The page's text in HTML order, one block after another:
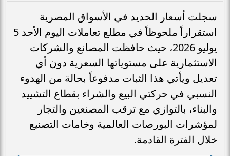
سجلت أسعار الحديد في الأسواق المصرية
استقراراً ملحوظاً في مطلع تعاملات اليوم الأحد 5
يوليو 2026، حيث حافظت المصانع والشركات
الاستثمارية على مستوياتها السعرية دون أي
تعديل ويأتي هذا الثبات مدفوعاً بحالة من الهدوء
النسبي في حركتي البيع والشراء بقطاع التشييد
والبناء، بالتوازي مع ترقب المصنعين والتجار
لمؤشرات البورصات العالمية وخامات التصنيع
خلال الفترة القادمة.